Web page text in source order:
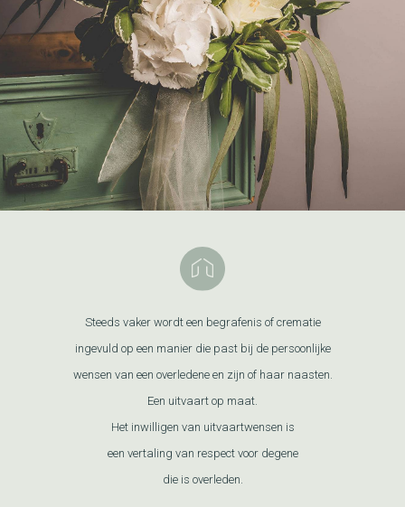
Steeds vaker wordt een begrafenis of crematie
ingevuld op een manier die past bij de persoonlijke
wensen van een overledene en zijn of haar naasten.
Een uitvaart op maat.
Het inwilligen van uitvaartwensen is
een vertaling van respect voor degene
die is overleden.